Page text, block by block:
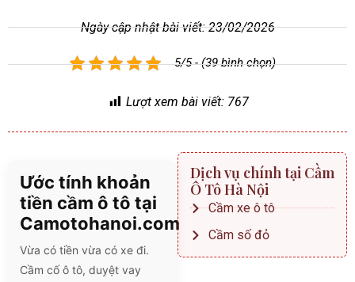
Ngày cập nhật bài viết: 23/02/2026
5/5 - (39 bình chọn)
Lượt xem bài viết: 767
Ước tính khoản
tiền cầm ô tô tại
Camotohanoi.com
Vừa có tiền vừa có xe đi.
Cầm cố ô tô, duyệt vay
Dịch vụ chính tại Cầm
Ô Tô Hà Nội
Cầm xe ô tô
Cầm số đỏ